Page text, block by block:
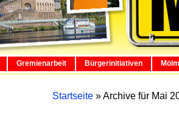
Gremienarbeit Bürgerinitiativen
Startseite »Archive für Mai